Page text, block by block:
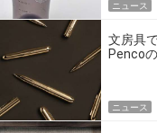
ニュース
文房具
Penco
ニュース